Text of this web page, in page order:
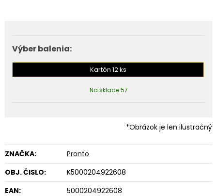
Výber balenia:
Kartón 12 ks
Na sklade 57
*Obrázok je len ilustračný
ZNAČKA:
Pronto
OBJ. ČISLO:
K5000204922608
EAN:
5000204922608